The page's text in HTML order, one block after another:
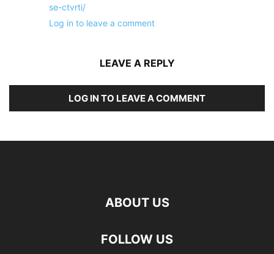
se-ctvrti/
Log in to leave a comment
LEAVE A REPLY
LOG IN TO LEAVE A COMMENT
ABOUT US
FOLLOW US